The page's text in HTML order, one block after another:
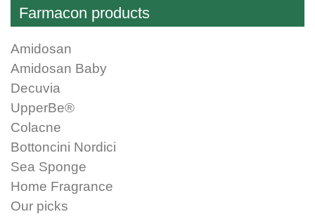
chosen
Farmacon products
Amidosan
Amidosan Baby
Decuvia
UpperBe®
Colacne
Bottoncini Nordici
Sea Sponge
Home Fragrance
Our picks